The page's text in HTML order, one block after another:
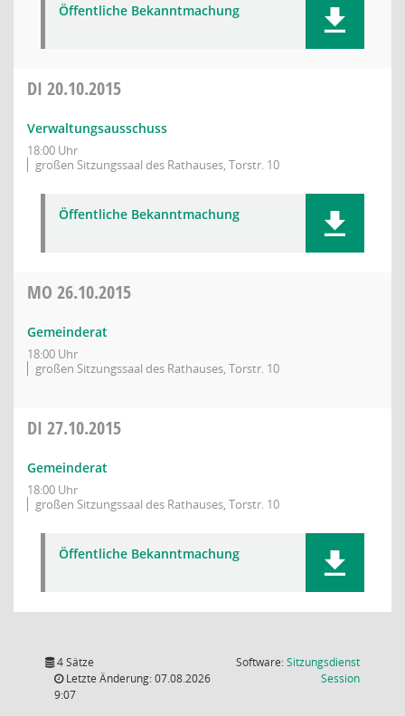
Öffentliche Bekanntmachung
DI 20.10.2015
Verwaltungsausschuss
18:00 Uhr
großen Sitzungssaal des Rathauses, Torstr. 10
Öffentliche Bekanntmachung
MO 26.10.2015
Gemeinderat
18:00 Uhr
großen Sitzungssaal des Rathauses, Torstr. 10
DI 27.10.2015
Gemeinderat
18:00 Uhr
großen Sitzungssaal des Rathauses, Torstr. 10
Öffentliche Bekanntmachung
4 Sätze
Letzte Änderung: 07.08.2026
9:07
Software:Sitzungsdienst
Session(Wird in